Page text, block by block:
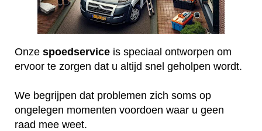
Onze spoedservice is speciaal ontworpen om
ervoor te zorgen dat u altijd snel geholpen wordt.
We begrijpen dat problemen zich soms op
ongelegen momenten voordoen waar u geen
raad mee weet.